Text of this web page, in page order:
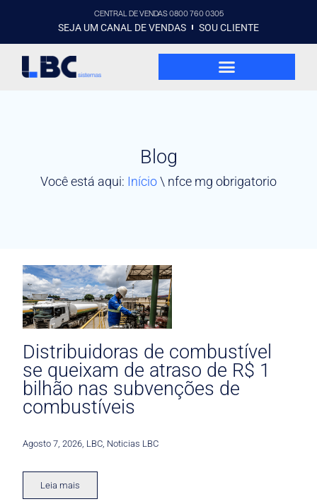
CENTRAL DE VENDAS 0800 760 0305
SEJA UM CANAL DE VENDAS SOU CLIENTE
Blog
Você está aqui: Início\ nfce mg obrigatorio
Distribuidoras de combustível
se queixam de atraso de R$ 1
bilhão nas subvenções de
combustíveis
Agosto 7, 2026 LBC Noticias LBC
Leia mais